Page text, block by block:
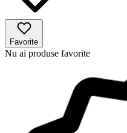
Favorite
Nu ai produse favorite